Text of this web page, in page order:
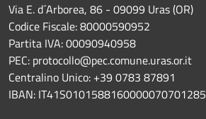
Via E. d´Arborea, 86 - 09099 Uras (OR)
Codice Fiscale: 80000590952
Partita IVA: 00090940958
PEC: protocollo@pec.comune.uras.or.it
Centralino Unico: +39 0783 87891
IBAN: IT41S0101588160000070701285